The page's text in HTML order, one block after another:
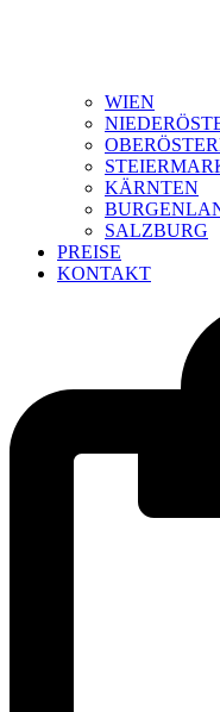
WIEN
KÄRNTEN
SALZBURG
PREISE
KONTAKT